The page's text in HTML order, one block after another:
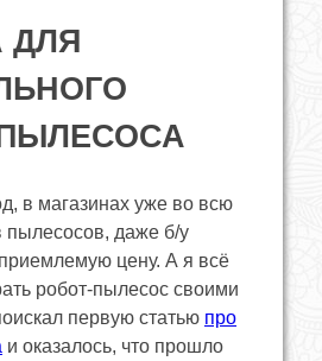
ДЛЯ
в магазинах уже во всю
пылесосов, даже б/у
цену. А я всё
робот-пылесос своими
первую статью про
и оказалось, что прошло